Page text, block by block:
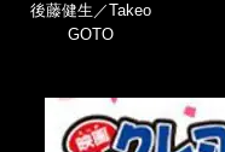
後藤健生／Takeo
GOTO